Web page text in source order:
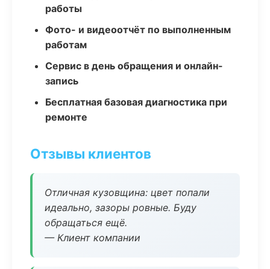
работы
Фото- и видеоотчёт по выполненным
работам
Сервис в день обращения и онлайн-
запись
Бесплатная базовая диагностика при
ремонте
Отзывы клиентов
Отличная кузовщина: цвет попали
идеально, зазоры ровные. Буду
обращаться ещё.
— Клиент компании